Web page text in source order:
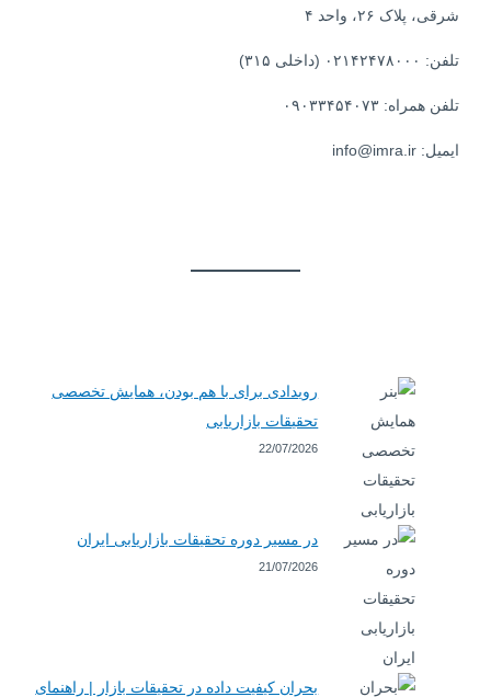
شرقی، پلاک ۲۶، واحد ۴
تلفن: ۰۲۱۴۲۴۷۸۰۰۰ (داخلی ۳۱۵)
تلفن همراه: ۰۹۰۳۳۴۵۴۰۷۳
ایمیل: info@imra.ir
رویدادی برای با هم بودن، همایش تخصصی
تحقیقات بازاریابی
22/07/2026
در مسیر دوره تحقیقات بازاریابی ایران
21/07/2026
بحران کیفیت داده در تحقیقات بازار | راهنمای